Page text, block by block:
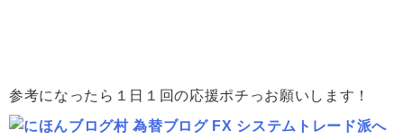
参考になったら１日１回の応援ポチっお願いします！